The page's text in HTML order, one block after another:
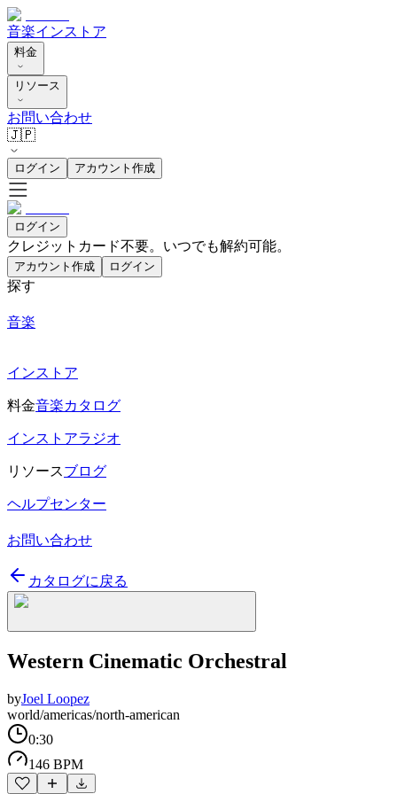
音楽インストア
料金
リソース
お問い合わせ
🇯🇵
ログイン アカウント作成
ログイン
クレジットカード不要。いつでも解約可能。
アカウント作成 ログイン
探す
音楽
インストア
料金音楽カタログ
インストアラジオ
リソースブログ
ヘルプセンター
お問い合わせ
カタログに戻る
Western Cinematic Orchestral
byJoel Loopez
world/americas/north-american
0:30
146 BPM